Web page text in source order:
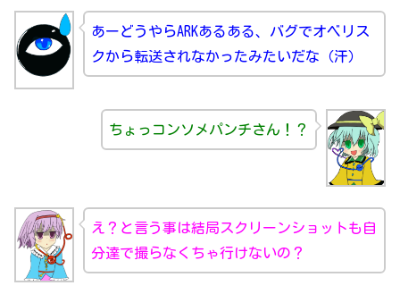
あーどうやらARKあるある、バグでオベリス
クから転送されなかったみたいだな（汗）
ちょっコンソメパンチさん！？
え？と言う事は結局スクリーンショットも自
分達で撮らなくちゃ行けないの？